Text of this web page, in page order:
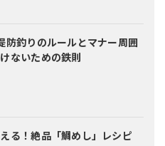
防釣りのルールとマナー周囲
ないための鉄則
る！絶品「鯛めし」レシピ